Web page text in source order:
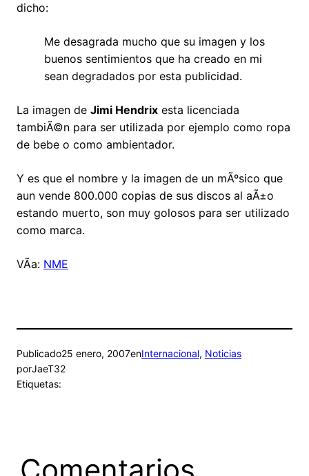
dicho:
Me desagrada mucho que su imagen y los
buenos sentimientos que ha creado en mi
sean degradados por esta publicidad.
La imagen de Jimi Hendrix esta licenciada
tambiÃ©n para ser utilizada por ejemplo como ropa
de bebe o como ambientador.
Y es que el nombre y la imagen de un mÃºsico que
aun vende 800.000 copias de sus discos al aÃ±o
estando muerto, son muy golosos para ser utilizado
como marca.
VÃ­a: NME
Publicado25 enero, 2007enInternacional, Noticias
porJaeT32
Etiquetas: